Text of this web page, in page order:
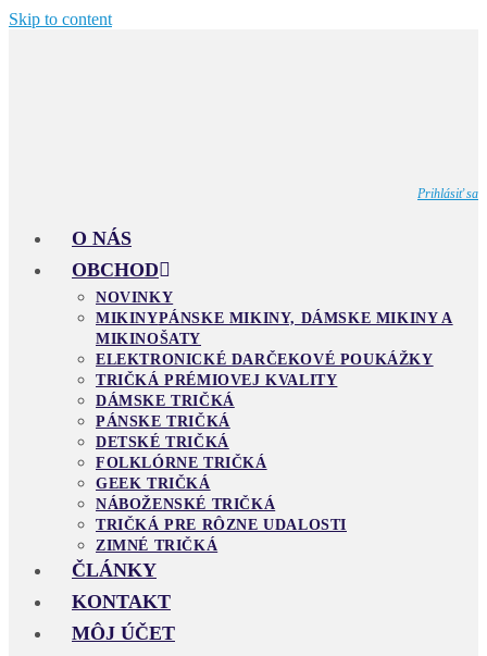
Skip to content
Prihlásiť sa
O NÁS
OBCHOD
NOVINKY
MIKINYPÁNSKE MIKINY, DÁMSKE MIKINY A
MIKINOŠATY
ELEKTRONICKÉ DARČEKOVÉ POUKÁŽKY
TRIČKÁ PRÉMIOVEJ KVALITY
DÁMSKE TRIČKÁ
PÁNSKE TRIČKÁ
DETSKÉ TRIČKÁ
FOLKLÓRNE TRIČKÁ
GEEK TRIČKÁ
NÁBOŽENSKÉ TRIČKÁ
TRIČKÁ PRE RÔZNE UDALOSTI
ZIMNÉ TRIČKÁ
ČLÁNKY
KONTAKT
MÔJ ÚČET